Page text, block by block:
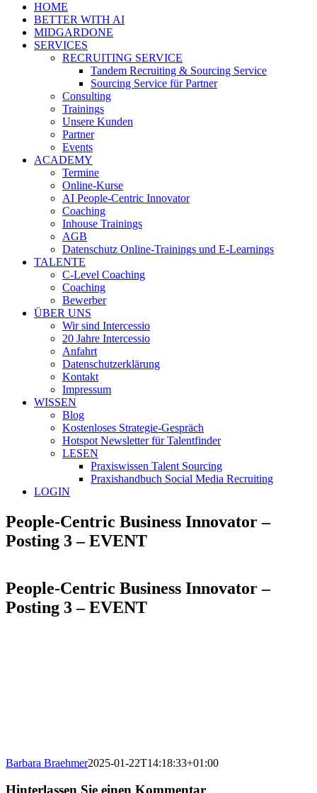
HOME
BETTER WITH AI
MIDGARDONE
SERVICES
RECRUITING SERVICE
Tandem Recruiting & Sourcing Service
Sourcing Service für Partner
Consulting
Trainings
Unsere Kunden
Partner
Events
ACADEMY
Termine
Online-Kurse
AI People-Centric Innovator
Coaching
Inhouse Trainings
AGB
Datenschutz Online-Trainings und E-Learnings
TALENTE
C-Level Coaching
Coaching
Bewerber
ÜBER UNS
Wir sind Intercessio
20 Jahre Intercessio
Anfahrt
Datenschutzerklärung
Kontakt
Impressum
WISSEN
Blog
Kostenloses Strategie-Gespräch
Hotspot Newsletter für Talentfinder
LESEN
Praxiswissen Talent Sourcing
Praxishandbuch Social Media Recruiting
LOGIN
People-Centric Business Innovator –
Posting 3 – EVENT
People-Centric Business Innovator –
Posting 3 – EVENT
Barbara Braehmer2025-01-22T14:18:33+01:00